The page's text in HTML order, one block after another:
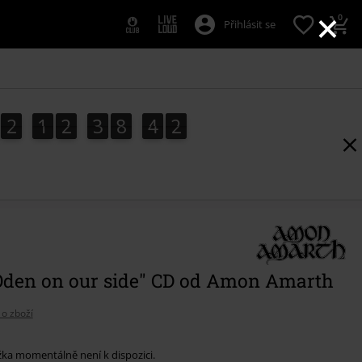
×
Přihlásit se 0
2
2 1
1 2
2 3
3 8
8 4
4 0
1
0
2
1
on our side" CD od Amon Amarth
zboží
momentálně není k dispozici.